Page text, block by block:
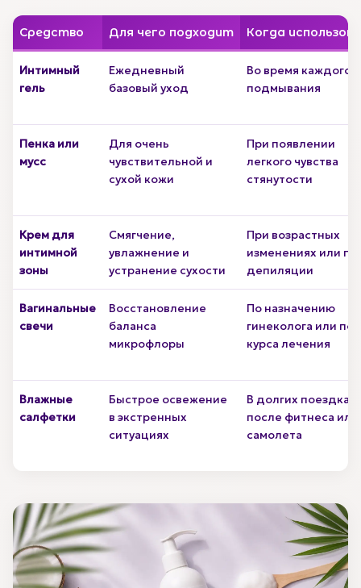
Средство Для чего подходит Когда
Интимный
гель
Ежедневный
базовый уход
Во время каждого
подмывания
Пенка или
мусс
Для очень
чувствительной и
сухой кожи
При появлении
легкого чувства
стянутости
Крем для
интимной
зоны
Смягчение,
увлажнение и
устранение сухости
При возрастных
изменениях или
депиляции
Вагинальные
свечи
Восстановление
баланса
микрофлоры
По назначению
гинеколога или
курса лечения
Влажные
салфетки
Быстрое освежение
в экстренных
ситуациях
В долгих поездках,
после фитнеса или
самолета